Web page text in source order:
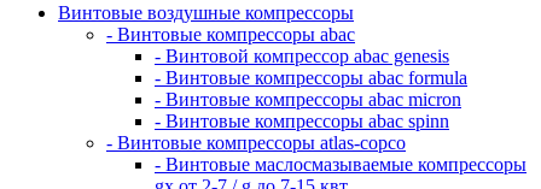
Винтовые воздушные компрессоры
- Винтовые компрессоры abac
- Винтовой компрессор abac genesis
- Винтовые компрессоры abac formula
- Винтовые компрессоры abac micron
- Винтовые компрессоры abac spinn
- Винтовые компрессоры atlas-copco
- Винтовые маслосмазываемые компрессоры